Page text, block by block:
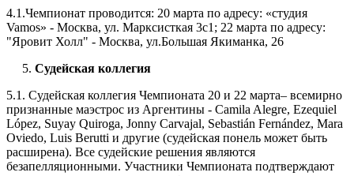
4.1.Чемпионат проводится: 20 марта по адресу: «студия
Vamos» - Москва, ул. Марксисткая 3с1; 22 марта по адресу:
"Яровит Холл" - Москва, ул.Большая Якиманка, 26
5. Судейская коллегия
5.1. Судейская коллегия Чемпионата 20 и 22 марта– всемирно
признанные маэстрос из Аргентины - Camila Alegre, Ezequiel
López, Suyay Quiroga, Jonny Carvajal, Sebastián Fernández, Mara
Oviedo, Luis Berutti и другие (судейская понель может быть
расширена). Все судейские решения являются
безапелляционными. Участники Чемпионата подтверждают